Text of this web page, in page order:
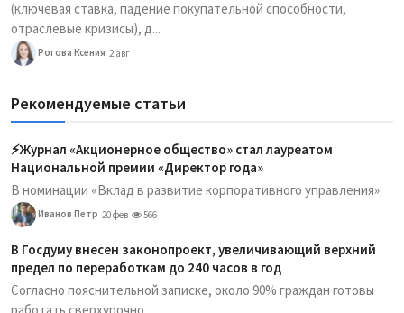
(ключевая ставка, падение покупательной способности,
отраслевые кризисы), д...
Рогова Ксения 2 авг
Рекомендуемые статьи
⚡️Журнал «Акционерное общество» стал лауреатом
Национальной премии «Директор года»
В номинации «Вклад в развитие корпоративного управления»
Иванов Петр 20 фев 566
В Госдуму внесен законопроект, увеличивающий верхний
предел по переработкам до 240 часов в год
Согласно пояснительной записке, около 90% граждан готовы
работать сверхурочно